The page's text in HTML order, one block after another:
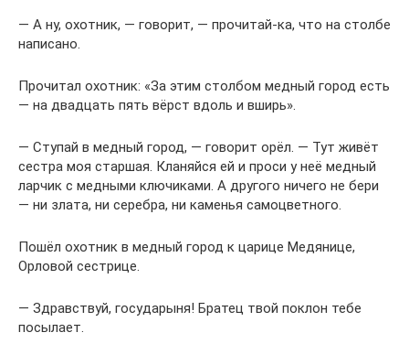
— А ну, охотник, — говорит, — прочитай-ка, что на столбе
написано.
Прочитал охотник: «За этим столбом медный город есть
— на двадцать пять вёрст вдоль и вширь».
— Ступай в медный город, — говорит орёл. — Тут живёт
сестра моя старшая. Кланяйся ей и проси у неё медный
ларчик с медными ключиками. А другого ничего не бери
— ни злата, ни серебра, ни каменья самоцветного.
Пошёл охотник в медный город к царице Медянице,
Орловой сестрице.
— Здравствуй, государыня! Братец твой поклон тебе
посылает.